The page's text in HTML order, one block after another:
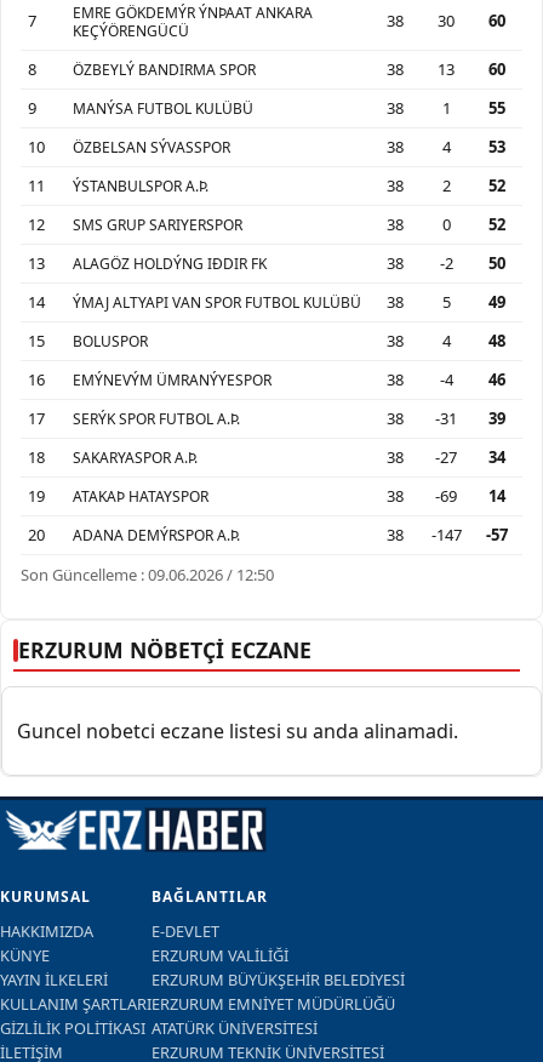
7
EMRE GÖKDEMÝR ÝNÞAAT ANKARA
KEÇÝÖRENGÜCÜ
38 30 60
8 ÖZBEYLÝ BANDIRMA SPOR 38 13
60
9
MANÝSA FUTBOL KULÜBÜ 38 1
55
10
ÖZBELSAN SÝVASSPOR 38 4
53
11
ÝSTANBULSPOR A.Þ. 38 2
52
12
SMS GRUP SARIYERSPOR 38 0
52
13
ALAGÖZ HOLDÝNG IÐDIR FK 38 -2
50
14
ÝMAJ ALTYAPI VAN SPOR FUTBOL KULÜBÜ 38 5
49
15
BOLUSPOR 38 4
48
16
EMÝNEVÝM ÜMRANÝYESPOR 38 -4
46
17
SERÝK SPOR FUTBOL A.Þ. 38 -31
39
18
SAKARYASPOR A.Þ. 38 -27
34
19
ATAKAÞ HATAYSPOR 38 -69
14
20
ADANA DEMÝRSPOR A.Þ. 38 -147
-57
Son Güncelleme : 09.06.2026 / 12:50
ERZURUM NÖBETÇİ ECZANE
Guncel nobetci eczane listesi su anda alinamadi.
KURUMSAL
HAKKIMIZDA
KÜNYE
YAYIN İLKELERİ
KULLANIM ŞARTLARI
GİZLİLİK POLİTİKASI
İLETİŞİM
BAĞLANTILAR
E-DEVLET
ERZURUM VALİLİĞİ
ERZURUM BÜYÜKŞEHİR BELEDİYESİ
ERZURUM EMNİYET MÜDÜRLÜĞÜ
ATATÜRK ÜNİVERSİTESİ
ERZURUM TEKNİK ÜNİVERSİTESİ